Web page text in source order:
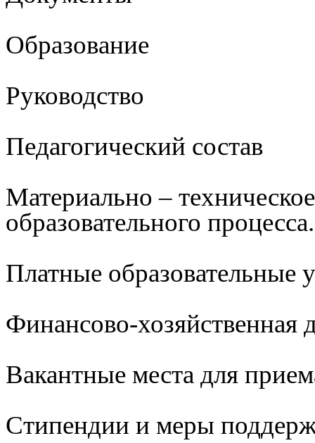
Образование
Руководство
Педагогический состав
Материально –
образовательного
Платные образовательные
Финансово-хозяйственная
Вакантные места для
Стипендии и меры